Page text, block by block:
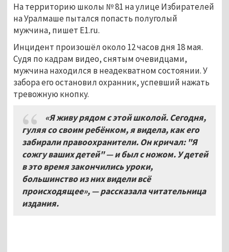
На территорию школы № 81 на улице Избирателей
на Уралмаше пытался попасть полуголый
мужчина, пишет E1.ru.
Инцидент произошёл около 12 часов дня 18 мая.
Судя по кадрам видео, снятым очевидцами,
мужчина находился в неадекватном состоянии. У
забора его остановил охранник, успевший нажать
тревожную кнопку.
«Я живу рядом с этой школой. Сегодня,
гуляя со своим ребёнком, я видела, как его
забирали правоохранители. Он кричал: "Я
сожгу ваших детей" — и был с ножом. У детей
в это время закончились уроки,
большинство из них видели всё
происходящее», — рассказала читательница
издания.